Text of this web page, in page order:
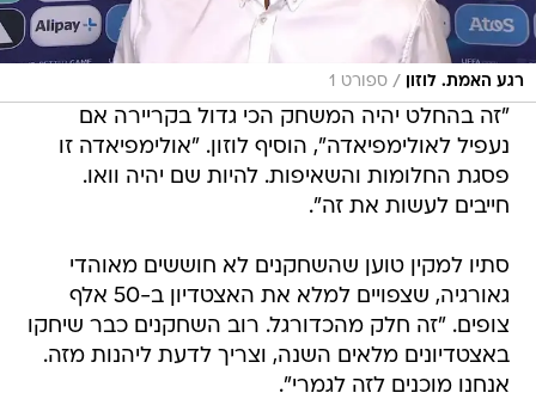
רגע האמת. לוזון / ספורט 1
"זה בהחלט יהיה המשחק הכי גדול בקריירה אם
נעפיל לאולימפיאדה", הוסיף לוזון. "אולימפיאדה זו
פסגת החלומות והשאיפות. להיות שם יהיה וואו.
חייבים לעשות את זה".
סתיו למקין טוען שהשחקנים לא חוששים מאוהדי
גאורגיה, שצפויים למלא את האצטדיון ב-50 אלף
צופים. "זה חלק מהכדורגל. רוב השחקנים כבר שיחקו
באצטדיונים מלאים השנה, וצריך לדעת ליהנות מזה.
אנחנו מוכנים לזה לגמרי".